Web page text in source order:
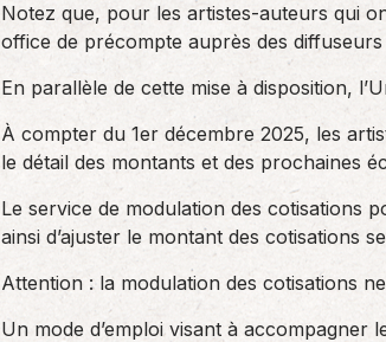
Notez que, pour les artistes-auteurs qui
office de précompte auprès des
En parallèle de cette mise à disposition,
À compter du 1er décembre 2025, les
le détail des montants et des prochaines
Le service de modulation des cotisations
ainsi d’ajuster le montant des cotisations
Attention : la modulation des cotisations
Un mode d’emploi visant à accompagner